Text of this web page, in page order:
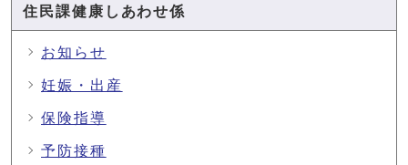
住民課健康しあわせ係
お知らせ
妊娠・出産
保険指導
予防接種